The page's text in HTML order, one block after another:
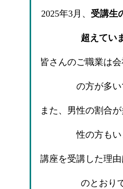
2025年3月、 受講生
超えてい
皆さんのご職業は
の方が多い
また、男性の割合
性の方もい
講座を受講した理
のとおり